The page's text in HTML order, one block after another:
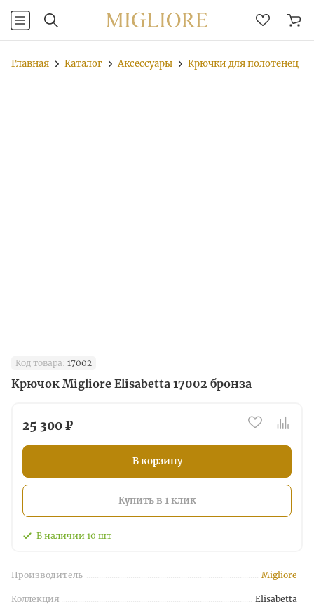
Главная Каталог Аксессуары Крючки для полотенец
Код товара: 17002
Крючок Migliore Elisabetta 17002 бронза
25 300 ₽
В корзину
Купить в 1 клик
В наличии 10 шт
Производитель Migliore
Коллекция Elisabetta